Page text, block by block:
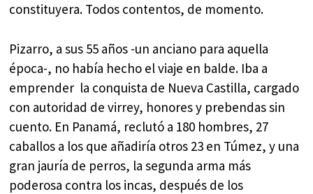
constituyera. Todos contentos, de momento.
Pizarro, a sus 55 años -un anciano para aquella
época-, no había hecho el viaje en balde. Iba a
emprender la conquista de Nueva Castilla, cargado
con autoridad de virrey, honores y prebendas sin
cuento. En Panamá, reclutó a 180 hombres, 27
caballos a los que añadiría otros 23 en Túmez, y una
gran jauría de perros, la segunda arma más
poderosa contra los incas, después de los